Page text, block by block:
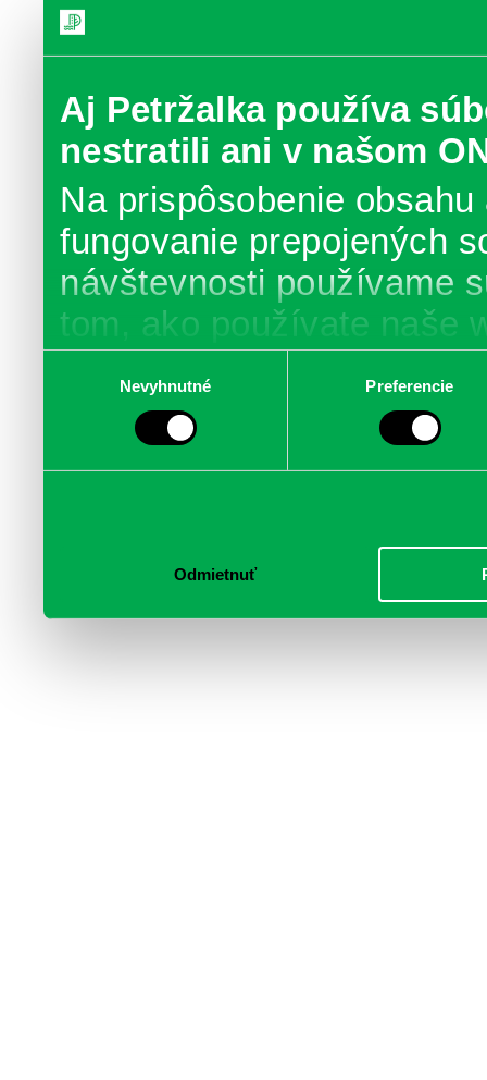
Aj Petržalka používa
nestratili ani v našom
Na prispôsobenie
fungovanie prepojených
návštevnosti používame
tom, ako používate naše
médií, inzercie a
informácie skombinovať
Nevyhnutné Preferencie
Odmietnuť